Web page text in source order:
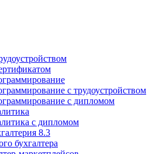
с трудоустройством
с дипломом
с дипломом
8.3
бухгалтера